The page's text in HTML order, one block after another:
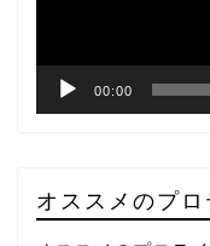
00:00
オススメのプ